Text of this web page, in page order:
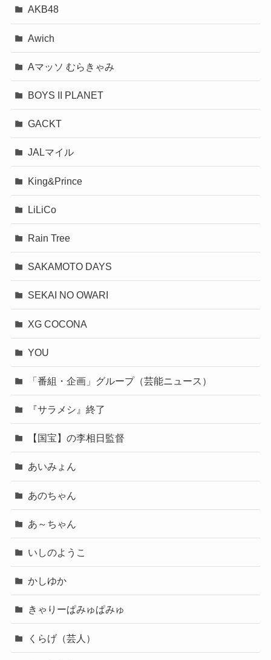
AKB48
Awich
Aマッソ むらきゃみ
BOYS II PLANET
GACKT
JALマイル
King&Prince
LiLiCo
Rain Tree
SAKAMOTO DAYS
SEKAI NO OWARI
XG COCONA
YOU
「番組・企画」グループ（芸能ニュース）
『サラメシ』終了
【国宝】の李相日監督
あいみょん
あのちゃん
あ～ちゃん
いしのようこ
かしゆか
きゃりーぱみゅぱみゅ
くらげ（芸人）